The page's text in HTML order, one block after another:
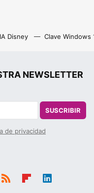
IA Disney Clave Windows
NEWSLETTER
SUSCRIBIR
de privacidad